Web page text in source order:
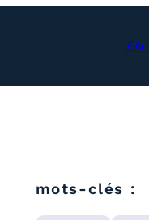
EN
mots-clés :